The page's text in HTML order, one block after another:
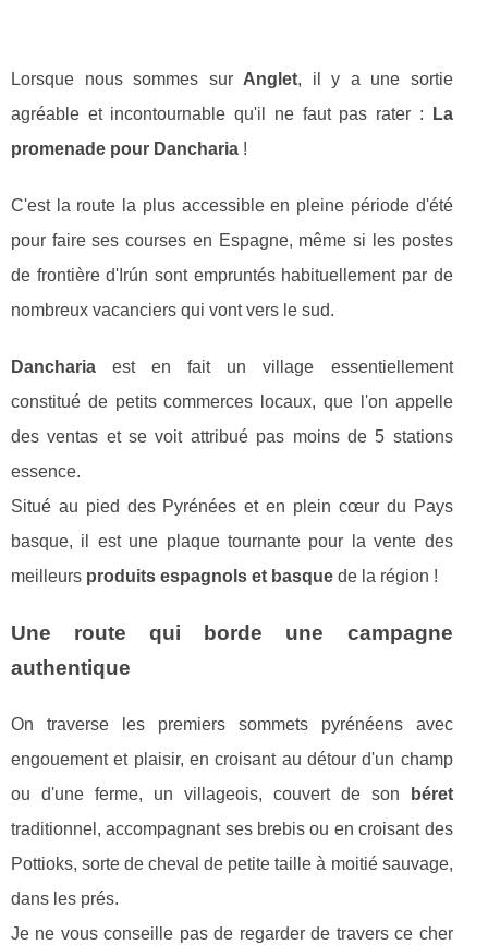
Lorsque nous sommes sur Anglet, il y a une sortie
agréable et incontournable qu'il ne faut pas rater :
La
promenade pour Dancharia !
C'est la route la plus accessible en pleine période d'été
pour faire ses courses en Espagne, même si les postes
de frontière d'Irún sont empruntés habituellement par de
nombreux vacanciers qui vont vers le sud.
Dancharia est en fait un village essentiellement
constitué de petits commerces locaux, que l'on appelle
des ventas et se voit attribué pas moins de 5 stations
essence.
Situé au pied des Pyrénées et en plein cœur du Pays
basque, il est une plaque tournante pour la vente des
meilleurs produits espagnols et basque de la région !
Une route qui borde une campagne
authentique
On traverse les premiers sommets pyrénéens avec
engouement et plaisir, en croisant au détour d'un champ
ou d'une ferme, un villageois, couvert de son
béret
traditionnel, accompagnant ses brebis ou en croisant des
Pottioks, sorte de cheval de petite taille à moitié sauvage,
dans les prés.
Je ne vous conseille pas de regarder de travers ce cher